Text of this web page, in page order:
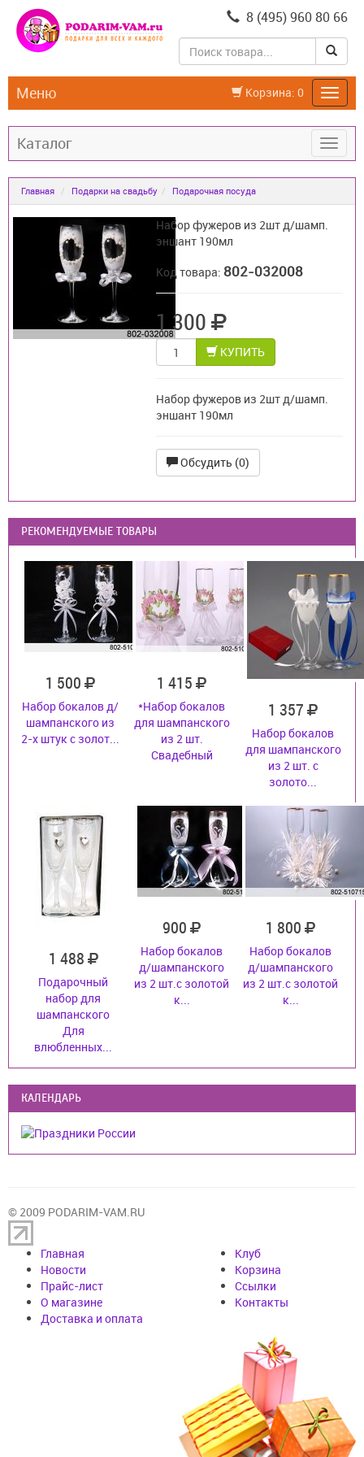
8 (495) 960 80 66
Корзина: 0
Меню
Каталог
Главная Подарки на свадьбу Подарочная посуда
Набор фужеров из 2шт д/шамп.
эншант 190мл
Код товара:802-032008
1 300
КУПИТЬ
Набор фужеров из 2шт д/шамп.
эншант 190мл
Обсудить (0)
РЕКОМЕНДУЕМЫЕ ТОВАРЫ
1 500
Набор бокалов д/
шампанского из
2-х штук с золот...
1 415
*Набор бокалов
для шампанского
из 2 шт.
Свадебный
1 357
Набор бокалов
для шампанского
из 2 шт. с
золото...
1 488
Подарочный
набор для
шампанского
Для
влюбленных...
900
Набор бокалов
д/шампанского
из 2 шт.с золотой
к...
1 800
Набор бокалов
д/шампанского
из 2 шт.с золотой
к...
КАЛЕНДАРЬ
© 2009 PODARIM-VAM.RU
Главная
Новости
Прайс-лист
О магазине
Доставка и оплата
Клуб
Корзина
Cсылки
Контакты